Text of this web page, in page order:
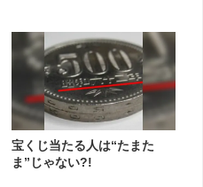
宝くじ当たる人は“たまた
ま”じゃない?!